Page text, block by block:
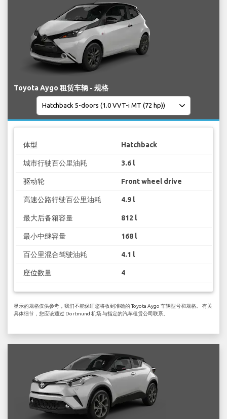
Toyota Aygo 租赁车辆 - 规格
体型 Hatchback
城市行驶百公里油耗 3.6 l
驱动轮 Front wheel drive
高速公路行驶百公里油耗 4.9 l
最大后备箱容量 812 l
最小中继容量 168 l
百公里混合驾驶油耗 4.1 l
座位数量 4
显示的规格仅供参考，我们不能保证您将收到准确的 Toyota Aygo 车辆型号和规格。 有关
具体细节，您应该通过 Dortmund 机场 与指定的汽车租赁公司联系。